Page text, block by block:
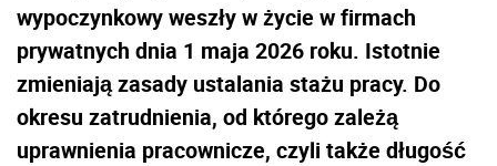
wypoczynkowy weszły w życie w firmach
prywatnych dnia 1 maja 2026 roku. Istotnie
zmieniają zasady ustalania stażu pracy. Do
okresu zatrudnienia, od którego zależą
uprawnienia pracownicze, czyli także długość